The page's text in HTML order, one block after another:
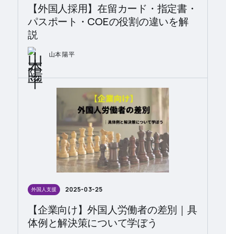
【外国人採用】在留カード・指定書・
パスポート・COEの役割の違いを解
説
山本 陽平
外国人支援 2025-03-25
【企業向け】外国人労働者の差別｜具
体例と解決策について学ぼう